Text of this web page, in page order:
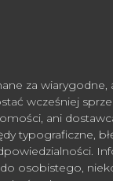
za wiarygodne,
wcześniej
ani
typograficzne,
osobistego,